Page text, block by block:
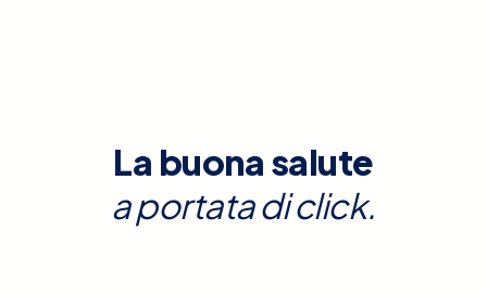
La buona salute
a portata di click.